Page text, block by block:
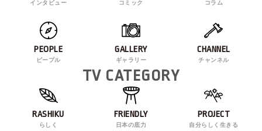
インタビュー コミック コラム
PEOPLE
ピープル
GALLERY
ギャラリー
CHANNEL
チャンネル
TV CATEGORY
RASHIKU
らしく
FRIENDLY
日本の底力
PROJECT
自分らしく生きる